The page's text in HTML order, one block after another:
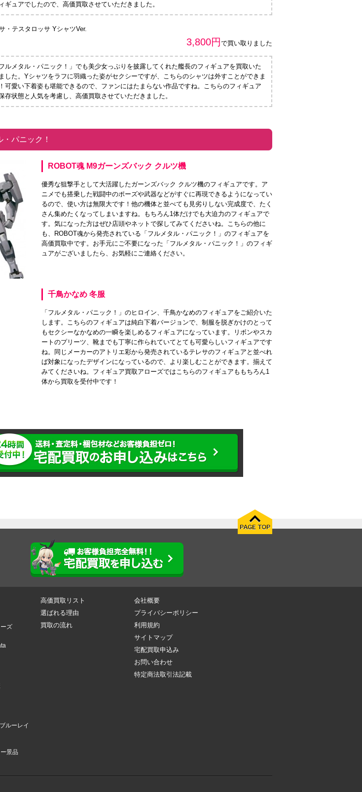
ギュアでしたので、高価買取させていただきました。
・テスタロッサ YシャツVer.
3,800円 で買い取りました
フルメタル・パニック！」でも美少女っぷりを披露してくれた艦長のフィギュアを買取いた
した。Yシャツをラフに羽織った姿がセクシーですが、こちらのシャツは外すことができま
可愛い下着姿も堪能できるので、ファンにはたまらない作品ですね。こちらのフィギュア
存状態と人気を考慮し、高価買取させていただきました。
・パニック！
ROBOT魂 M9ガーンズバック クルツ機
優秀な狙撃手として大活躍したガーンズバック クルツ機のフィギュアです。ア
ニメでも搭乗した戦闘中のポーズや武器などがすぐに再現できるようになってい
るので、使い方は無限大です！他の機体と並べても見劣りしない完成度で、たく
さん集めたくなってしまいますね。もちろん1体だけでも大迫力のフィギュアで
す。気になった方はぜひ店頭やネットで探してみてくださいね。こちらの他に
も、ROBOT魂から発売されている「フルメタル・パニック！」のフィギュアを
高価買取中です。お手元にご不要になった「フルメタル・パニック！」のフィギ
ュアがございましたら、お気軽にご連絡ください。
千鳥かなめ 冬服
「フルメタル・パニック！」のヒロイン、千鳥かなめのフィギュアをご紹介いた
します。こちらのフィギュアは純白下着バージョンで、制服を脱ぎかけのとって
もセクシーなかなめの一瞬を楽しめるフィギュアになっています。リボンやスカ
ートのプリーツ、靴までも丁寧に作られていてとても可愛らしいフィギュアです
ね。同じメーカーのアトリエ彩から発売されているテレサのフィギュアと並べれ
ば対象になったデザインになっているので、より楽しむことができます。揃えて
みてくださいね。フィギュア買取アローズではこちらのフィギュアももちろん1
体から買取を受付中です！
ズ
ルーレイ
景品
高価買取リスト
選ばれる理由
買取の流れ
会社概要
プライバシーポリシー
利用規約
サイトマップ
宅配買取申込み
お問い合わせ
特定商法取引法記載